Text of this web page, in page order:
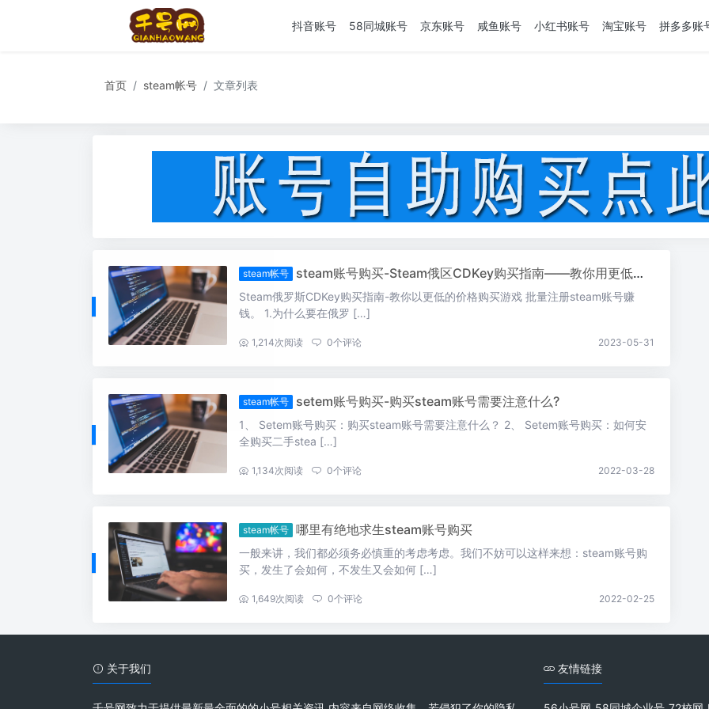
抖音账号 58同城账号 京东账号 咸鱼账号 小红书账号 淘宝账号 拼多多账
首页 steam帐号 文章列表
steam帐号 steam账号购买-Steam俄区CDKey购买指南——教你用更低的价格购买游戏
Steam俄罗斯CDKey购买指南-教你以更低的价格购买游戏 批量注册steam账号赚
钱。 1.为什么要在俄罗 […]
... 1,214次阅读 0个评论 2023-05-31
steam帐号 setem账号购买-购买steam账号需要注意什么?
1、 Setem账号购买：购买steam账号需要注意什么？ 2、 Setem账号购买：如何安
全购买二手stea […]
... 1,134次阅读 0个评论 2022-03-28
steam帐号 哪里有绝地求生steam账号购买
一般来讲，我们都必须务必慎重的考虑考虑。我们不妨可以这样来想：steam账号购
买，发生了会如何，不发生又会如何 […]
... 1,649次阅读 0个评论 2022-02-25
关于我们 友情链接